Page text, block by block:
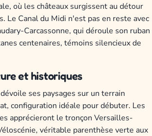
où les châteaux surgissent au détour
Le Canal du Midi n'est pas en reste avec
Carcassonne, qui déroule son ruban
centenaires, témoins silencieux de
et historiques
ses paysages sur un terrain
configuration idéale pour débuter. Les
apprécieront le tronçon Versailles-
véritable parenthèse verte aux